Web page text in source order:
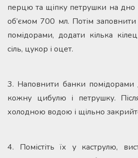
перцю та щіпку петрушки на дно
об’ємом 700 мл. Потім
помідорами, додати кілька
сіль, цукор і оцет.
3. Наповнити банки помідорами
кожну цибулю і петрушку.
холодною водою і щільно
4. Помістіть їх у каструлю,